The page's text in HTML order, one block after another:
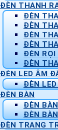
ĐÈN THANH
ĐÈN
ĐÈN
ĐÈN
ĐÈN
ĐÈN RỌI
ĐÈN
ĐÈN LED ÂM
ĐÈN
ĐÈN BÀN
ĐÈN
ĐÈN
ĐÈN TRANG